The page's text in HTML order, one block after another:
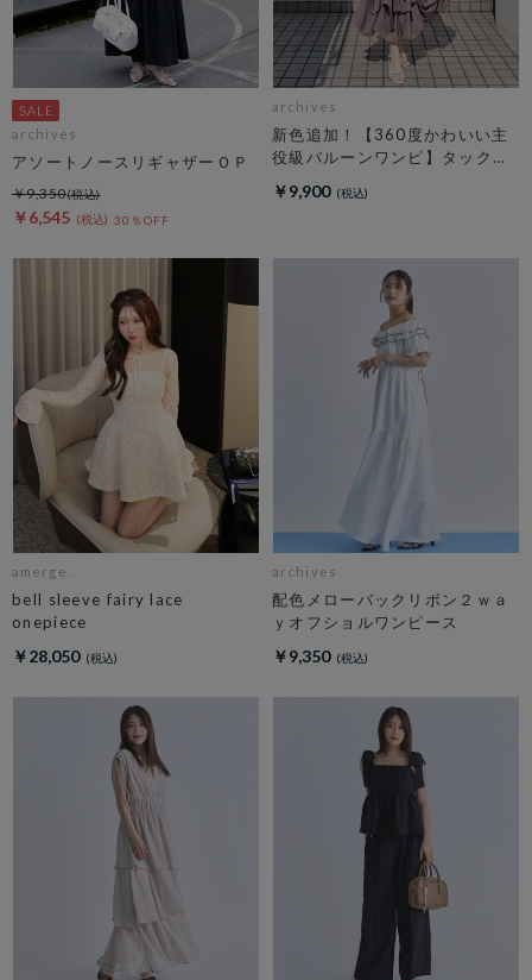
archives
アソートノースリギャザーＯＰ
￥6,545 30％OFF
￥9,350
archives
新色追加！【360度かわいい主
役級バルーンワンピ】タックバ
ース
￥9,900
amerge.
bell sleeve fairy lace
onepiece
￥28,050
archives
配色メローバックリボン２ｗａ
ｙオフショルワンピース
￥9,350